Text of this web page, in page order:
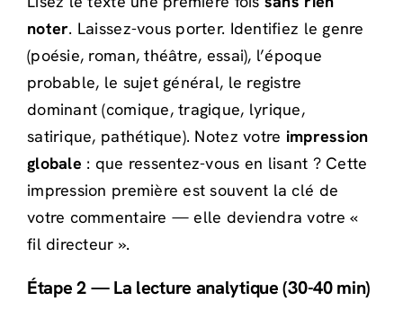
noter. Laissez-vous porter. Identifiez le genre
(poésie, roman, théâtre, essai), l’époque
probable, le sujet général, le registre
dominant (comique, tragique, lyrique,
satirique, pathétique). Notez votre impression
globale : que ressentez-vous en lisant ? Cette
impression première est souvent la clé de
votre commentaire — elle deviendra votre «
fil directeur ».
Étape 2 — La lecture analytique (30-40 min)